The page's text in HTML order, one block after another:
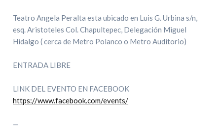
Teatro Angela Peralta esta ubicado en Luis G. Urbina s/n,
esq. Aristoteles Col. Chapultepec, Delegación Miguel
Hidalgo ( cerca de Metro Polanco o Metro Auditorio)
ENTRADA LIBRE
LINK DEL EVENTO EN FACEBOOK
https://www.facebook.com/events/
—